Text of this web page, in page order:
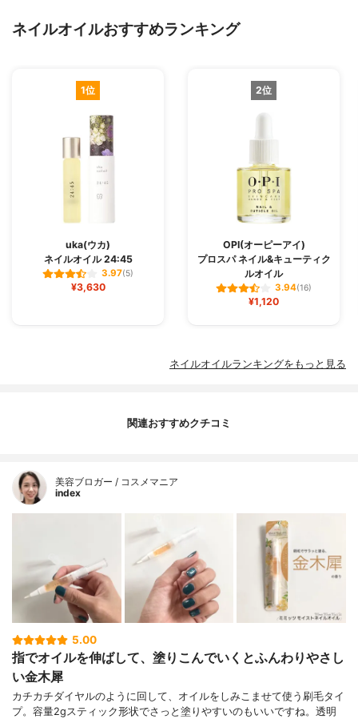
ネイルオイルおすすめランキング
1位
uka(ウカ)
ネイルオイル 24:45
3.97(5)
¥3,630
2位
OPI(オーピーアイ)
プロスパ ネイル&キューティク
ルオイル
3.94(16)
¥1,120
ネイルオイルランキングをもっと見る
関連おすすめクチコミ
美容ブロガー / コスメマニア
index
5.00
指でオイルを伸ばして、塗りこんでいくとふんわりやさし
い金木犀
カチカチダイヤルのように回して、オイルをしみこませて使う刷毛タイ
プ。容量2gスティック形状でさっと塗りやすいのもいいですね。透明